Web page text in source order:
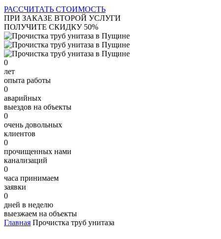
РАССЧИТАТЬ СТОИМОСТЬ
ПРИ ЗАКАЗЕ ВТОРОЙ УСЛУГИ
ПОЛУЧИТЕ СКИДКУ 50%
0
лет
опыта работы
0
аварийных
выездов на объекты
0
очень довольных
клиентов
0
прочищенных нами
канализаций
0
часа принимаем
заявки
0
дней в неделю
выезжаем на объекты
Главная Прочистка труб унитаза